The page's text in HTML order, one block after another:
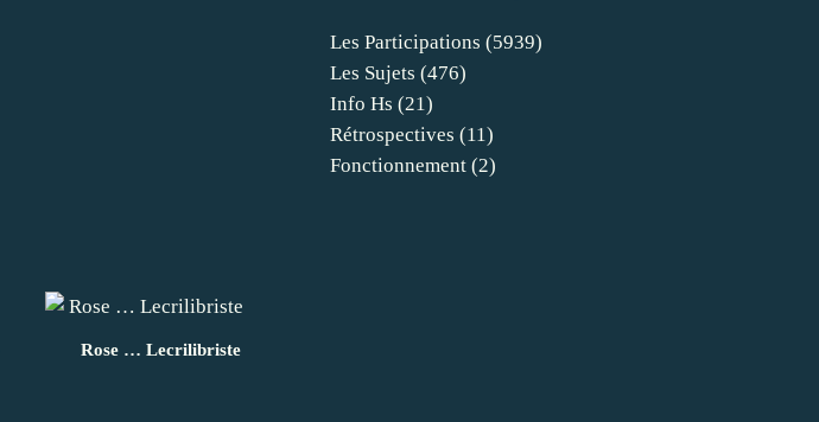
Rose … Lecrilibriste
Les Participations (5939)
Les Sujets (476)
Info Hs (21)
Rétrospectives (11)
Fonctionnement (2)